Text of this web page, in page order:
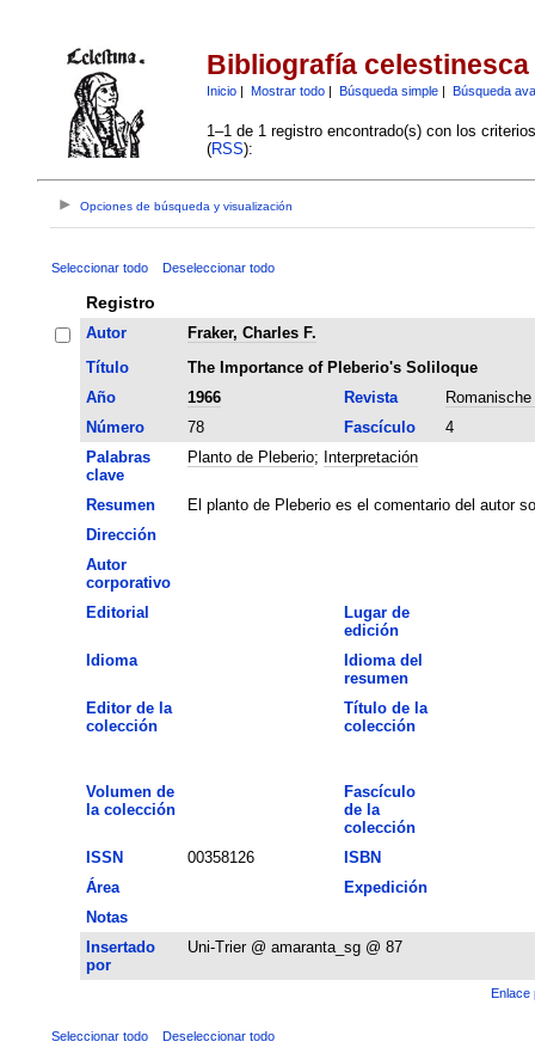
Bibliografía celestinesca
Inicio| Mostrar todo| Búsqueda simple| Búsqueda
1–1 de 1 registro encontrado(s) con los
(RSS):
Opciones de búsqueda y visualización
Seleccionar todo Deseleccionar todo
Registro
Autor
Fraker, Charles F.
Título
The Importance of Pleberio's Soliloque
Año
1966 Revista
Número
78 Fascículo
4
Palabras
clave
Planto de Pleberio; Interpretación
Resumen
El planto de Pleberio es el comentario del autor
Dirección
Autor
corporativo
Editorial
Lugar de
edición
Idioma
Idioma del
resumen
Editor de la
colección
Título de la
colección
Volumen de
la colección
Fascículo
de la
colección
ISSN
00358126
ISBN
Área
Expedición
Notas
Insertado
por
Uni-Trier @ amaranta_sg @ 87
Enlace
Seleccionar todo Deseleccionar todo